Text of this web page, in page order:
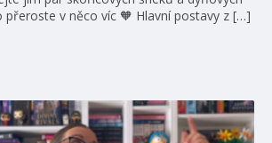
přeroste v něco víc 🧡 Hlavní postavy z […]